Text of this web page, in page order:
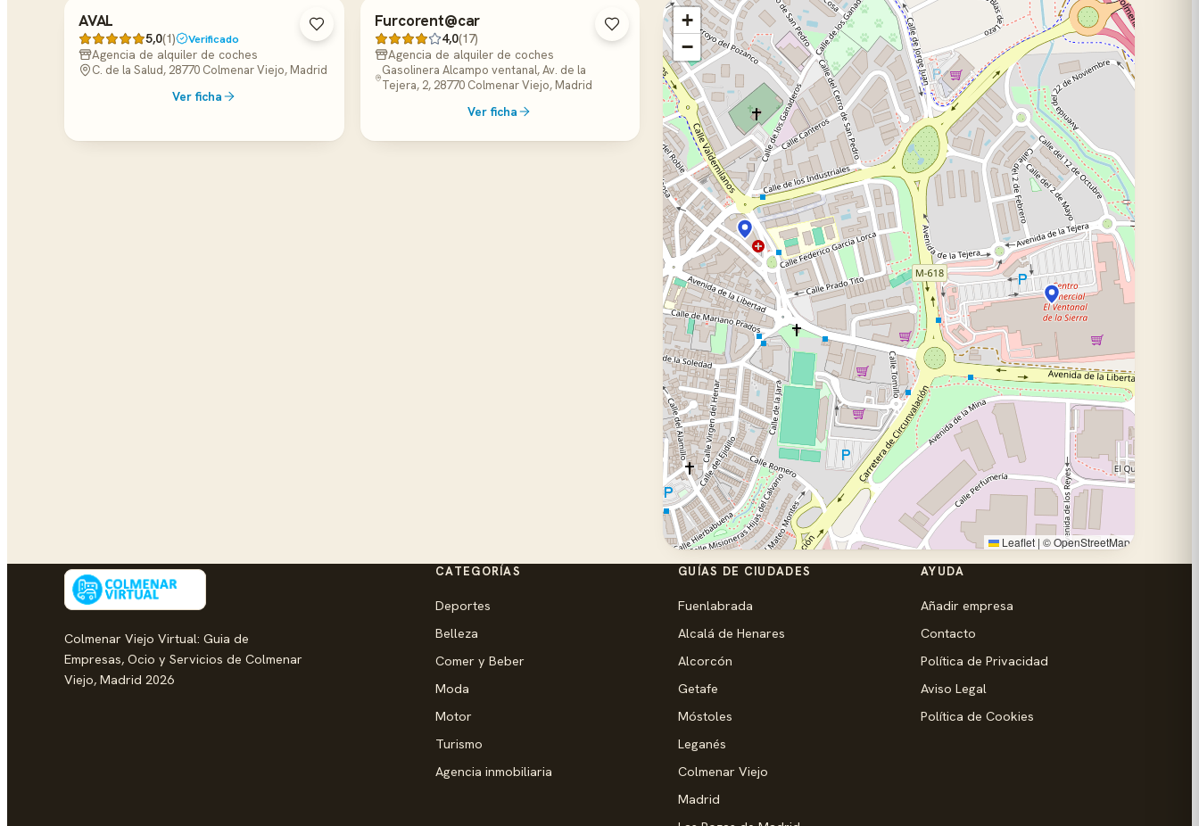
AVAL
5,0(1) Verificado
Agencia de alquiler de coches
C. de la Salud, 28770 Colmenar Viejo, Madrid
Ver ficha
Furcorent@car
4,0(17)
Agencia de alquiler de coches
Gasolinera Alcampo ventanal, Av. de la
Tejera, 2, 28770 Colmenar Viejo, Madrid
Ver ficha
+
−
Leaflet | ©OpenStreetMap
Colmenar Viejo Virtual: Guia de
Empresas, Ocio y Servicios de Colmenar
Viejo, Madrid 2026
CATEGORÍAS
Deportes
Belleza
Comer y Beber
Moda
Motor
Turismo
Agencia inmobiliaria
GUÍAS DE CIUDADES
Fuenlabrada
Alcalá de Henares
Alcorcón
Getafe
Móstoles
Leganés
Colmenar Viejo
Madrid
AYUDA
Añadir empresa
Contacto
Política de Privacidad
Aviso Legal
Política de Cookies